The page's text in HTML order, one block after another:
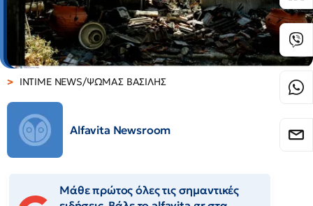
INTIME NEWS/ΨΩΜΑΣ ΒΑΣΙΛΗΣ
Alfavita Newsroom
Μάθε πρώτος όλες τις σημαντικές